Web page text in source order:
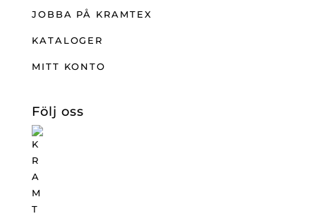
JOBBA PÅ KRAMTEX
KATALOGER
MITT KONTO
Följ oss